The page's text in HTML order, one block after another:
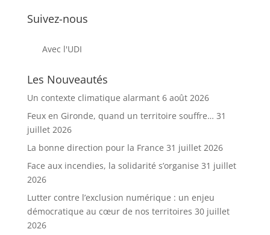
Suivez-nous
Avec l'UDI
Les Nouveautés
Un contexte climatique alarmant 6 août 2026
Feux en Gironde, quand un territoire souffre… 31
juillet 2026
La bonne direction pour la France 31 juillet 2026
Face aux incendies, la solidarité s’organise 31 juillet
2026
Lutter contre l’exclusion numérique : un enjeu
démocratique au cœur de nos territoires 30 juillet
2026